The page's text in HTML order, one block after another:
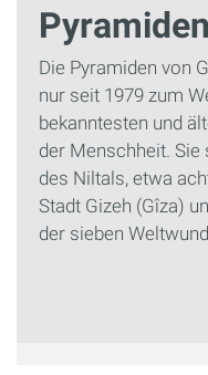
Die Pyramiden von
nur seit 1979 zum
bekanntesten und
der Menschheit.
des Niltals, etwa
Stadt Gizeh (Gîza)
der sieben